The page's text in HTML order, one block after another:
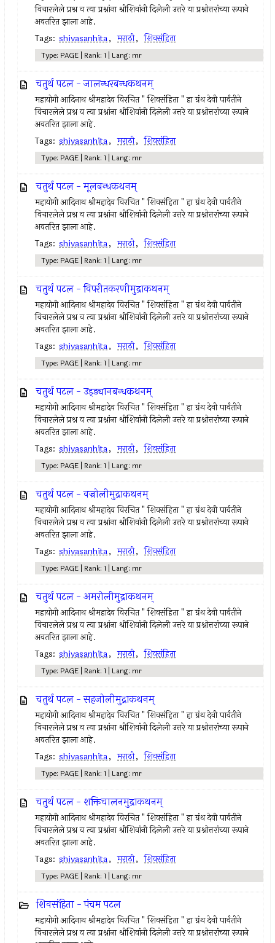
विचारलेले प्रश्न व त्या प्रश्नांना श्रीशिवांनी दिलेली उत्तरे या प्रश्नोत्तरांच्या रूपाने
अवतरित झाला आहे.
Tags: shivasanhita, मराठी, शिवसंहिता
Type: PAGE | Rank: 1 | Lang: mr
चतुर्थ पटल - जालन्धरबन्धकथनम्
महायोगी आदिनाथ श्रीमहादेव विरचित " शिवसंहिता " हा ग्रंथ देवी पार्वतीने
विचारलेले प्रश्न व त्या प्रश्नांना श्रीशिवांनी दिलेली उत्तरे या प्रश्नोत्तरांच्या रूपाने
अवतरित झाला आहे.
Tags: shivasanhita, मराठी, शिवसंहिता
Type: PAGE | Rank: 1 | Lang: mr
चतुर्थ पटल - मूलबन्धकथनम्
महायोगी आदिनाथ श्रीमहादेव विरचित " शिवसंहिता " हा ग्रंथ देवी पार्वतीने
विचारलेले प्रश्न व त्या प्रश्नांना श्रीशिवांनी दिलेली उत्तरे या प्रश्नोत्तरांच्या रूपाने
अवतरित झाला आहे.
Tags: shivasanhita, मराठी, शिवसंहिता
Type: PAGE | Rank: 1 | Lang: mr
चतुर्थ पटल - विपरीतकरणीमुद्राकथनम्
महायोगी आदिनाथ श्रीमहादेव विरचित " शिवसंहिता " हा ग्रंथ देवी पार्वतीने
विचारलेले प्रश्न व त्या प्रश्नांना श्रीशिवांनी दिलेली उत्तरे या प्रश्नोत्तरांच्या रूपाने
अवतरित झाला आहे.
Tags: shivasanhita, मराठी, शिवसंहिता
Type: PAGE | Rank: 1 | Lang: mr
चतुर्थ पटल - उड्ड्यानबन्धकथनम्
महायोगी आदिनाथ श्रीमहादेव विरचित " शिवसंहिता " हा ग्रंथ देवी पार्वतीने
विचारलेले प्रश्न व त्या प्रश्नांना श्रीशिवांनी दिलेली उत्तरे या प्रश्नोत्तरांच्या रूपाने
अवतरित झाला आहे.
Tags: shivasanhita, मराठी, शिवसंहिता
Type: PAGE | Rank: 1 | Lang: mr
चतुर्थ पटल - वज्रोलीमुद्राकथनम्
महायोगी आदिनाथ श्रीमहादेव विरचित " शिवसंहिता " हा ग्रंथ देवी पार्वतीने
विचारलेले प्रश्न व त्या प्रश्नांना श्रीशिवांनी दिलेली उत्तरे या प्रश्नोत्तरांच्या रूपाने
अवतरित झाला आहे.
Tags: shivasanhita, मराठी, शिवसंहिता
Type: PAGE | Rank: 1 | Lang: mr
चतुर्थ पटल - अमरोलीमुद्राकथनम्
महायोगी आदिनाथ श्रीमहादेव विरचित " शिवसंहिता " हा ग्रंथ देवी पार्वतीने
विचारलेले प्रश्न व त्या प्रश्नांना श्रीशिवांनी दिलेली उत्तरे या प्रश्नोत्तरांच्या रूपाने
अवतरित झाला आहे.
Tags: shivasanhita, मराठी, शिवसंहिता
Type: PAGE | Rank: 1 | Lang: mr
चतुर्थ पटल - सहजोलीमुद्राकथनम्
महायोगी आदिनाथ श्रीमहादेव विरचित " शिवसंहिता " हा ग्रंथ देवी पार्वतीने
विचारलेले प्रश्न व त्या प्रश्नांना श्रीशिवांनी दिलेली उत्तरे या प्रश्नोत्तरांच्या रूपाने
अवतरित झाला आहे.
Tags: shivasanhita, मराठी, शिवसंहिता
Type: PAGE | Rank: 1 | Lang: mr
चतुर्थ पटल - शक्तिचालनमुद्राकथनम्
महायोगी आदिनाथ श्रीमहादेव विरचित " शिवसंहिता " हा ग्रंथ देवी पार्वतीने
विचारलेले प्रश्न व त्या प्रश्नांना श्रीशिवांनी दिलेली उत्तरे या प्रश्नोत्तरांच्या रूपाने
अवतरित झाला आहे.
Tags: shivasanhita, मराठी, शिवसंहिता
Type: PAGE | Rank: 1 | Lang: mr
शिवसंहिता - पंचम पटल
महायोगी आदिनाथ श्रीमहादेव विरचित " शिवसंहिता " हा ग्रंथ देवी पार्वतीने
विचारलेले प्रश्न व त्या प्रश्नांना श्रीशिवांनी दिलेली उत्तरे या प्रश्नोत्तरांच्या रूपाने